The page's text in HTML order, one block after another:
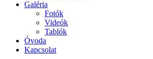
Galéria
Fotók
Videók
Tablók
Óvoda
Kapcsolat